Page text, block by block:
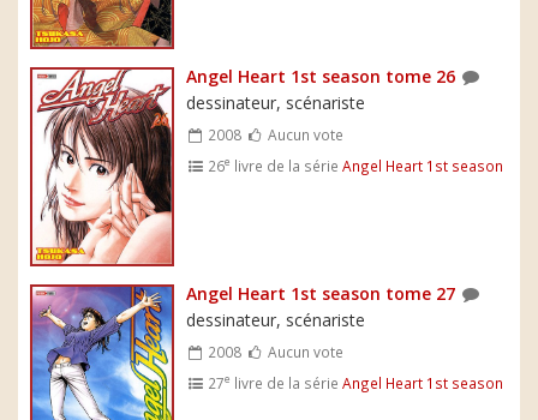
Angel Heart 1st season tome 26
dessinateur, scénariste
2008
Aucun vote
26e livre de la sérieAngel Heart 1st season
Angel Heart 1st season tome 27
dessinateur, scénariste
2008
Aucun vote
27e livre de la sérieAngel Heart 1st season